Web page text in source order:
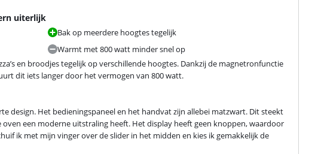
uiterlijk
Bak op meerdere hoogtes tegelijk
Warmt met 800 watt minder snel op
en broodjes tegelijk op verschillende hoogtes. Dankzij de magnetronfunctie
dit iets langer door het vermogen van 800 watt.
design. Het bedieningspaneel en het handvat zijn allebei matzwart. Dit steekt
een moderne uitstraling heeft. Het display heeft geen knoppen, waardoor
ik met mijn vinger over de slider in het midden en kies ik gemakkelijk de